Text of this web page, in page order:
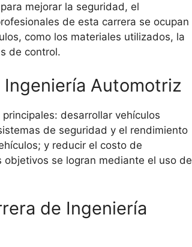
mejorar la seguridad, el
de esta carrera se ocupan
como los materiales utilizados, la
de control.
Automotriz
desarrollar vehículos
de seguridad y el rendimiento
y reducir el costo de
se logran mediante el uso de
de Ingeniería